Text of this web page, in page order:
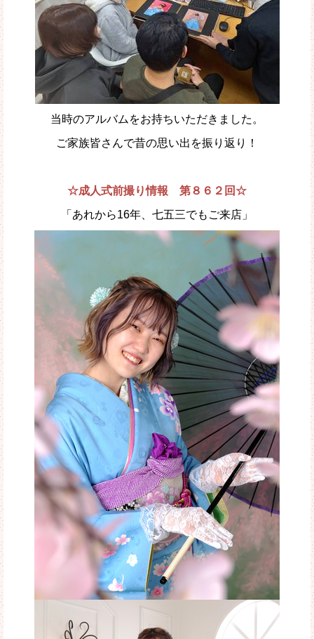
当時のアルバムをお持ちいただきました。
ご家族皆さんで昔の思い出を振り返り！
☆成人式前撮り情報 第８６２回☆
「あれから16年、七五三でもご来店」